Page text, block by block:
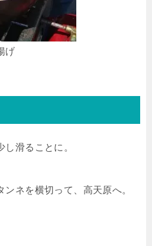
げ
滑ることに。
ネを横切って、高天原へ。